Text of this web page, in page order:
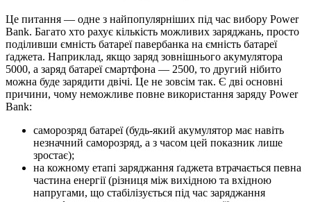
Це питання — одне з найпопулярніших під час вибору Power
Bank. Багато хто рахує кількість можливих заряджань, просто
поділивши ємність батареї павербанка на ємність батареї
ґаджета. Наприклад, якщо заряд зовнішнього акумулятора
5000, а заряд батареї смартфона — 2500, то другий нібито
можна буде зарядити двічі. Це не зовсім так. Є дві основні
причини, чому неможливе повне використання заряду Power
Bank:
саморозряд батареї (будь-який акумулятор має навіть
незначний саморозряд, а з часом цей показник лише
зростає);
на кожному етапі заряджання ґаджета втрачається певна
частина енергії (різниця між вихідною та вхідною
напругами, що стабілізується під час заряджання